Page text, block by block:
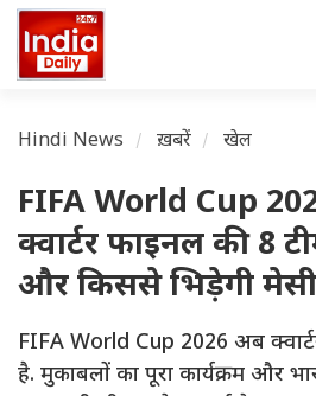
Hindi News ख़बरें खेल
FIFA World Cup
क्वार्टर फाइनल की 8
और किससे भिड़ेगी मेसी
FIFA World Cup 2026 अब
है. मुकाबलों का पूरा कार्यक्रम और